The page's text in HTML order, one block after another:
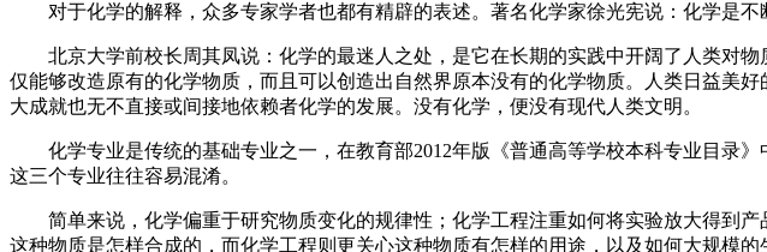
对于化学的解释，众多专家学者也都有精辟的表述。著名化学家徐光宪说：化学是
北京大学前校长周其凤说：化学的最迷人之处，是它在长期的实践中开阔了人类对
仅能够改造原有的化学物质，而且可以创造出自然界原本没有的化学物质。人类日益美
大成就也无不直接或间接地依赖者化学的发展。没有化学，便没有现代人类文明。
化学专业是传统的基础专业之一，在教育部2012年版《普通高等学校本科专业目录
这三个专业往往容易混淆。
简单来说，化学偏重于研究物质变化的规律性；化学工程注重如何将实验放大得到
这种物质是怎样合成的，而化学工程则更关心这种物质有怎样的用途，以及如何大规模